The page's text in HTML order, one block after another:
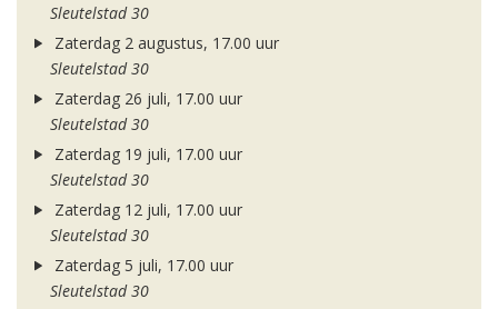
Sleutelstad 30
Zaterdag 2 augustus, 17.00 uur
Sleutelstad 30
Zaterdag 26 juli, 17.00 uur
Sleutelstad 30
Zaterdag 19 juli, 17.00 uur
Sleutelstad 30
Zaterdag 12 juli, 17.00 uur
Sleutelstad 30
Zaterdag 5 juli, 17.00 uur
Sleutelstad 30